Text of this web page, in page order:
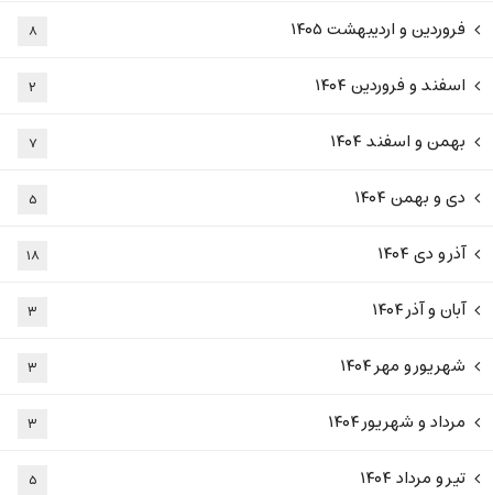
فروردین و اردیبهشت ۱۴۰۵ ۸
اسفند و فروردین ۱۴۰۴ ۲
بهمن و اسفند ۱۴۰۴ ۷
دی و بهمن ۱۴۰۴ ۵
آذر و دی ۱۴۰۴ ۱۸
آبان و آذر ۱۴۰۴ ۳
شهریور و مهر ۱۴۰۴ ۳
مرداد و شهریور ۱۴۰۴ ۳
تیر و مرداد ۱۴۰۴ ۵